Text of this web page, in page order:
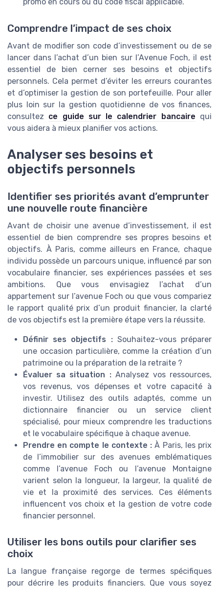
promo en cours ou du code fiscal applicable.
Comprendre l’impact de ses choix
Avant de modifier son code d’investissement ou de se
lancer dans l’achat d’un bien sur l’Avenue Foch, il est
essentiel de bien cerner ses besoins et objectifs
personnels. Cela permet d’éviter les erreurs courantes
et d’optimiser la gestion de son portefeuille. Pour aller
plus loin sur la gestion quotidienne de vos finances,
consultez ce guide sur le calendrier bancaire qui
vous aidera à mieux planifier vos actions.
Analyser ses besoins et
objectifs personnels
Identifier ses priorités avant d’emprunter
une nouvelle route financière
Avant de choisir une avenue d’investissement, il est
essentiel de bien comprendre ses propres besoins et
objectifs. À Paris, comme ailleurs en France, chaque
individu possède un parcours unique, influencé par son
vocabulaire financier, ses expériences passées et ses
ambitions. Que vous envisagiez l’achat d’un
appartement sur l’avenue Foch ou que vous compariez
le rapport qualité prix d’un produit financier, la clarté
de vos objectifs est la première étape vers la réussite.
Définir ses objectifs :Souhaitez-vous préparer
une occasion particulière, comme la création d’un
patrimoine ou la préparation de la retraite ?
Évaluer sa situation :Analysez vos ressources,
vos revenus, vos dépenses et votre capacité à
investir. Utilisez des outils adaptés, comme un
dictionnaire financier ou un service client
spécialisé, pour mieux comprendre les traductions
et le vocabulaire spécifique à chaque avenue.
Prendre en compte le contexte : À Paris, les prix
de l’immobilier sur des avenues emblématiques
comme l’avenue Foch ou l’avenue Montaigne
varient selon la longueur, la largeur, la qualité de
vie et la proximité des services. Ces éléments
influencent vos choix et la gestion de votre code
financier personnel.
Utiliser les bons outils pour clarifier ses
choix
La langue française regorge de termes spécifiques
pour décrire les produits financiers. Que vous soyez